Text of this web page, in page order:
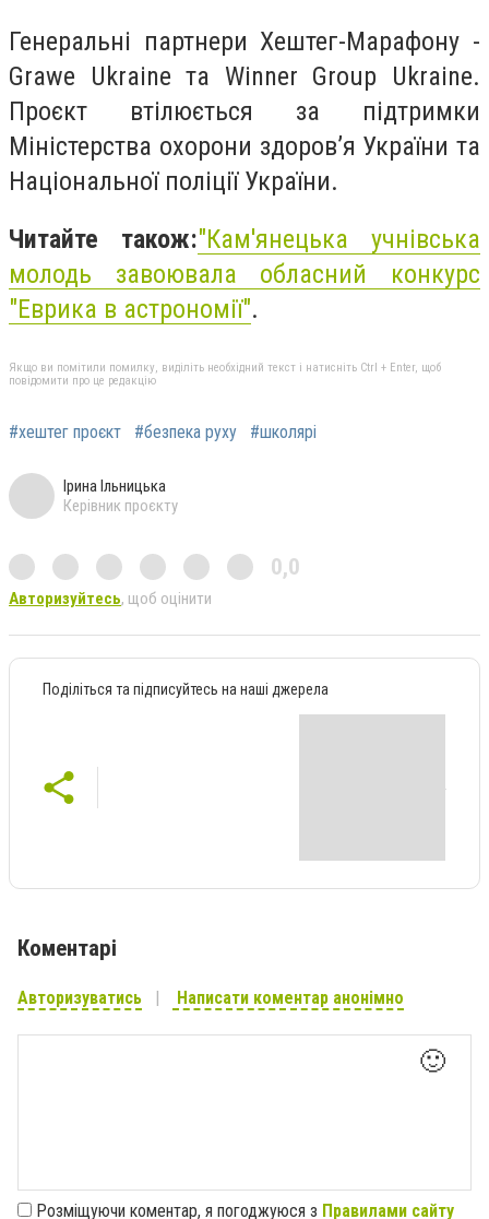
Генеральні партнери Хештег-Марафону -
Grawe Ukraine та Winner Group Ukraine.
Проєкт втілюється за підтримки
Міністерства охорони здоров’я України та
Національної поліції України.
Читайте також:"Кам'янецька учнівська
молодь завоювала обласний конкурс
"Еврика в астрономії".
Якщо ви помітили помилку, виділіть необхідний текст і натисніть Ctrl + Enter, щоб
повідомити про це редакцію
#хештег проєкт #безпека руху #школярі
Ірина Ільницька
Керівник проєкту
0,0
Авторизуйтесь, щоб оцінити
Поділіться та підписуйтесь на наші джерела
Коментарі
Авторизуватись Написати коментар анонімно
🙂
Розміщуючи коментар, я погоджуюся з Правилами сайту